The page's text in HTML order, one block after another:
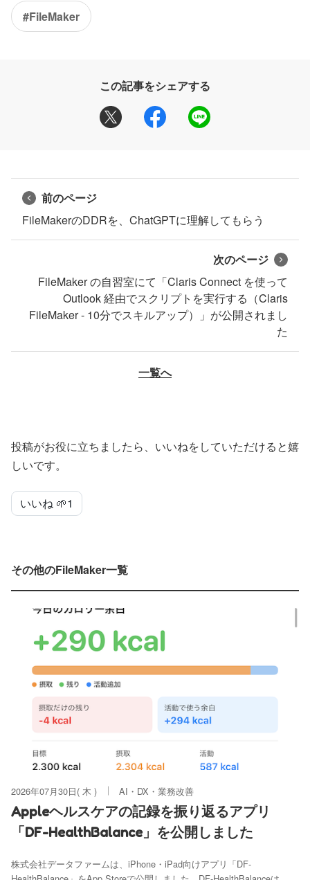
#FileMaker
この記事をシェアする
前のページ
FileMakerのDDRを、ChatGPTに理解してもらう
次のページ
FileMaker の自習室にて「Claris Connect を使って
Outlook 経由でスクリプトを実行する（Claris
FileMaker - 10分でスキルアップ）」が公開されまし
た
一覧へ
投稿がお役に立ちましたら、いいねをしていただけると嬉
しいです。
いいね 🌱1
その他のFileMaker一覧
2026年07月30日( 木 ) AI・DX・業務改善
Appleヘルスケアの記録を振り返るアプリ
「DF-HealthBalance」を公開しました
株式会社データファームは、iPhone・iPad向けアプリ「DF-